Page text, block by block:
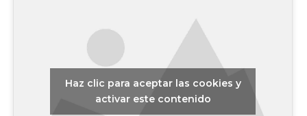
Haz clic para aceptar las cookies y
activar este contenido